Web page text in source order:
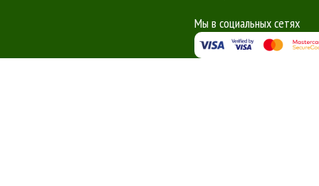
Мы в социальных сетях